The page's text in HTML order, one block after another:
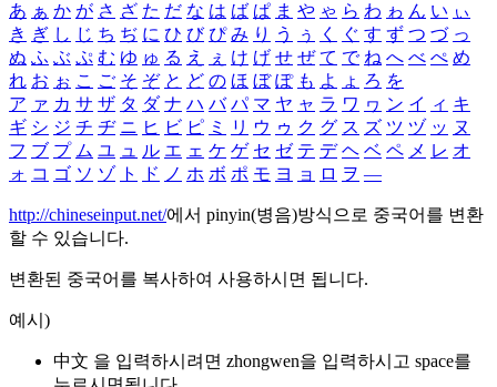
あ ぁ か が さ ざ た だ な は ば ぱ ま や ゃ ら わ ゎ ん い ぃ
き ぎ し じ ち ぢ に ひ び ぴ み り う ぅ く ぐ す ず つ づ っ
ぬ ふ ぶ ぷ む ゆ ゅ る え ぇ け げ せ ぜ て で ね へ べ ぺ め
れ お ぉ こ ご そ ぞ と ど の ほ ぼ ぽ も よ ょ ろ を
ア ァ カ サ ザ タ ダ ナ ハ バ パ マ ヤ ャ ラ ワ ヮ ン イ ィ キ
ギ シ ジ チ ヂ ニ ヒ ビ ピ ミ リ ウ ゥ ク グ ス ズ ツ ヅ ッ ヌ
フ ブ プ ム ユ ュ ル エ ェ ケ ゲ セ ゼ テ デ ヘ ベ ペ メ レ オ
ォ コ ゴ ソ ゾ ト ド ノ ホ ボ ポ モ ヨ ョ ロ ヲ ―
http://chineseinput.net/에서 pinyin(병음)방식으로 중국어를 변환
할 수 있습니다.
변환된 중국어를 복사하여 사용하시면 됩니다.
예시)
中文 을 입력하시려면 zhongwen을 입력하시고 space를